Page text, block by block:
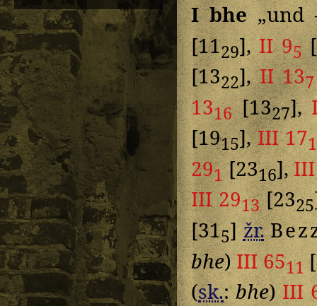
I bhe„und
[1129],II 95
[1322],II 137
1316[1327],
[1915],III 17
291[2316],
III 2913[2325
[315]žr.
bhe)III 6511
(sk.:bhe)III